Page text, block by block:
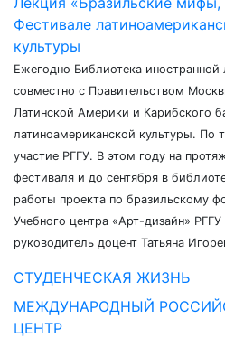
Фестивале
культуры
Ежегодно Библиотека
совместно с Правительством
Латинской Америки и Карибского
латиноамериканской культуры. По
участие РГГУ. В этом году на
фестиваля и до сентября в
работы проекта по бразильскому
Учебного центра «Арт-дизайн»
руководитель доцент Татьяна
СТУДЕНЧЕСКАЯ ЖИЗНЬ
МЕЖДУНАРОДНЫЙ
ЦЕНТР